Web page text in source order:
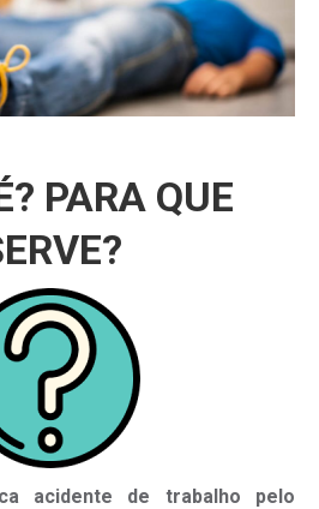
PARA QUE
acidente de trabalho pelo